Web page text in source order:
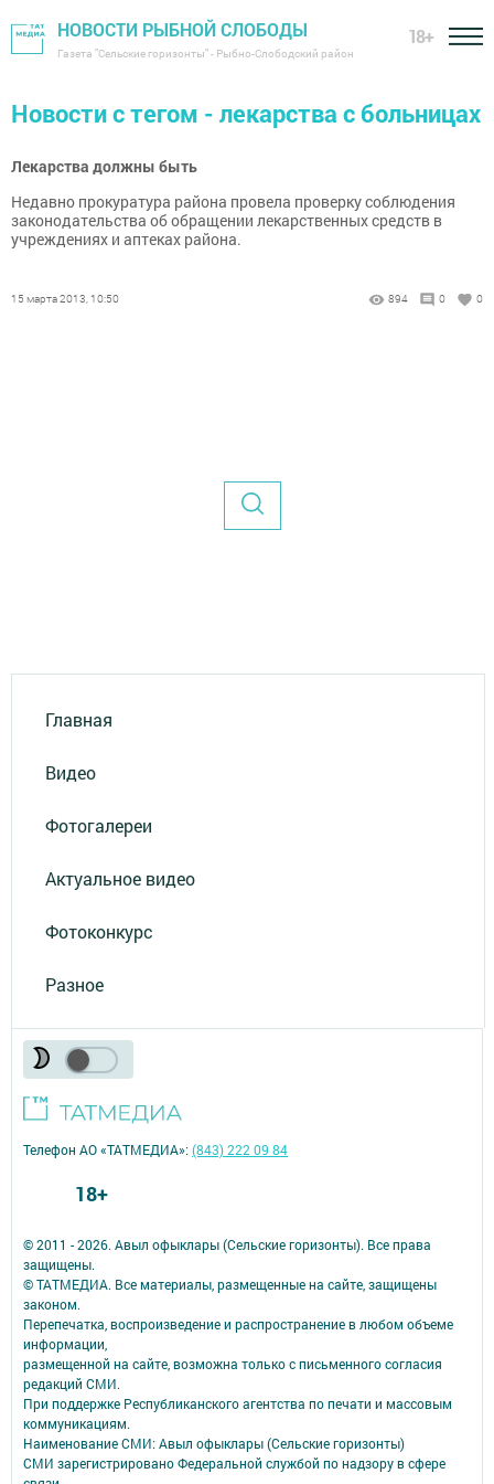
НОВОСТИ РЫБНОЙ СЛОБОДЫ
Газета "Сельские горизонты" - Рыбно-Слободский район
18+
Новости с тегом - лекарства с больницах
Лекарства должны быть
Недавно прокуратура района провела проверку соблюдения
законодательства об обращении лекарственных средств в
учреждениях и аптеках района.
15 марта 2013, 10:50 894 0 0
Главная
Видео
Фотогалереи
Актуальное видео
Фотоконкурс
Разное
© 2011 - 2026. Авыл офыклары (Сельские горизонты). Все права
защищены.
© ТАТМЕДИА. Все материалы, размещенные на сайте, защищены
законом.
Перепечатка, воспроизведение и распространение в любом объеме
информации,
размещенной на сайте, возможна только с письменного согласия
редакций СМИ.
При поддержке Республиканского агентства по печати и массовым
коммуникациям.
Наименование СМИ: Авыл офыклары (Сельские горизонты)
СМИ зарегистрировано Федеральной службой по надзору в сфере
Телефон АО «ТАТМЕДИА»:(843) 222 09 84
18+